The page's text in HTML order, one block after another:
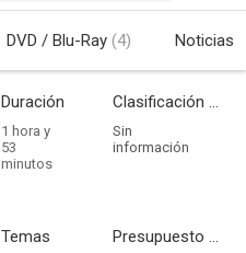
DVD / Blu-Ray (4) Noticias
Duración
1 hora y
53
minutos
Clasificación por edades
Sin
información
Temas Presupuesto - Ingresos